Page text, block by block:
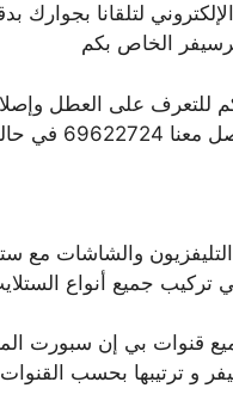
69622724 أو عبر البريد الإلكتروني
الخاص بكم
للتعرف على العطل
أحدث المعدات
والشاشات مع
جميع أنواع
قنوات بي إن سبورت
و ترتيبها بحسب